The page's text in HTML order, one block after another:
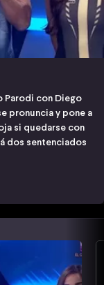
Parodi con Diego
pronuncia y pone a
si quedarse con
dos sentenciados